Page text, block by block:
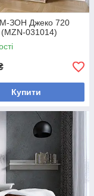
ЗОН Джеко 720
031014)
Купити